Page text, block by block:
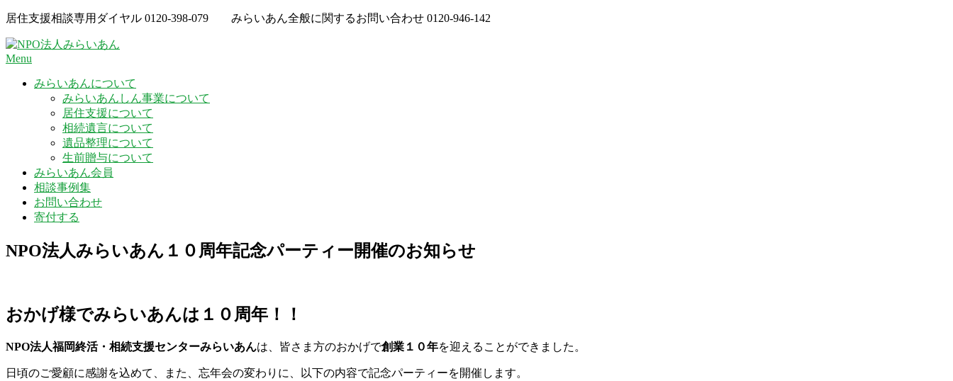
Skip
content
居住支援相談専用ダイヤル 0120-398-079 みらいあん全般に関するお問い合わせ 0120-946-142
Menu
みらいあんについて
みらいあんしん事業について
居住支援について
相続遺言について
遺品整理について
生前贈与について
みらいあん会員
相談事例集
お問い合わせ
寄付する
NPO法人みらいあん１０周年記念パーティー開催のお知らせ
おかげ様でみらいあんは１０周年！！
NPO法人福岡終活・相続支援センターみらいあんは、皆さま方のおかげで創業１０年を迎えることができました。
日頃のご愛顧に感謝を込めて、また、忘年会の変わりに、以下の内容で記念パーティーを開催します。